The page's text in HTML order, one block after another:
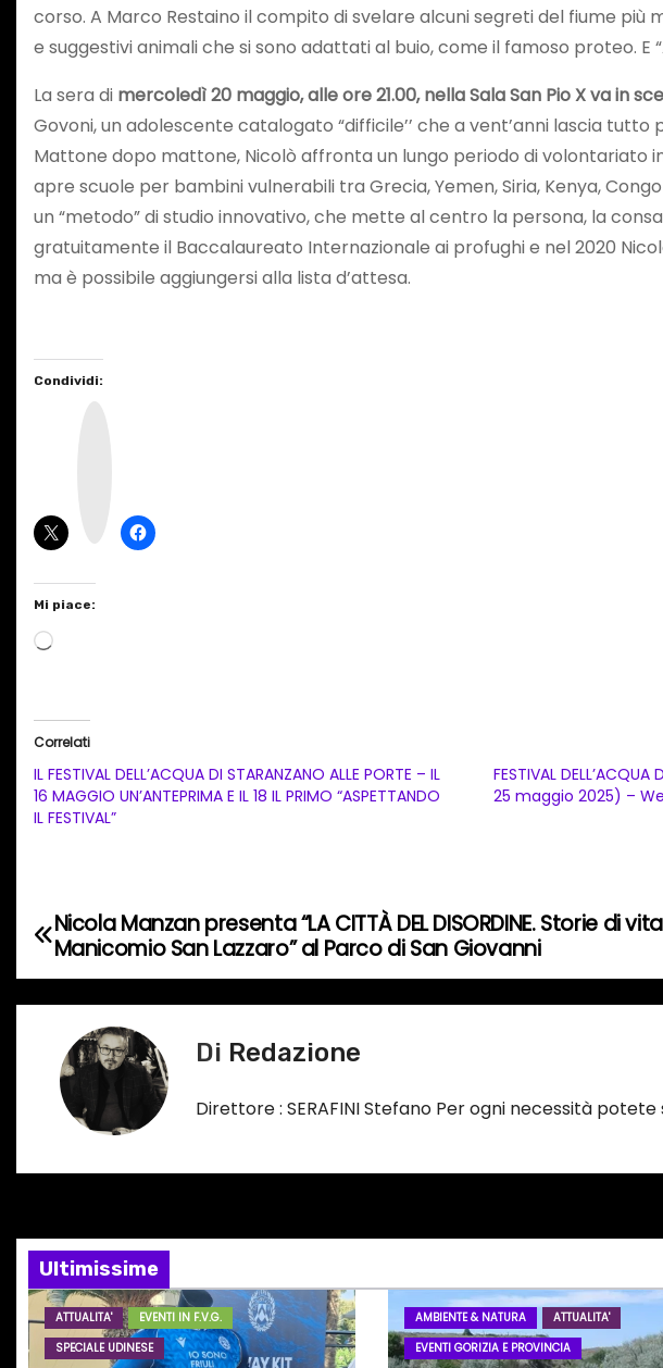
corso. A Marco Restaino il compito di svelare alcuni segreti del fiume
e suggestivi animali che si sono adattati al buio, come il famoso proteo.
La sera di mercoledì 20 maggio, alle ore 21.00, nella Sala San Pio X va in
Govoni, un adolescente catalogato “difficile’’ che a vent’anni lascia
Mattone dopo mattone, Nicolò affronta un lungo periodo di volontariato
apre scuole per bambini vulnerabili tra Grecia, Yemen, Siria, Kenya,
un “metodo” di studio innovativo, che mette al centro la persona, la
gratuitamente il Baccalaureato Internazionale ai profughi e nel 2020
ma è possibile aggiungersi alla lista d’attesa.
Condividi:
Mi piace:
C
a
m
t
o
i
n
o
Correlati
IL FESTIVAL DELL’ACQUA DI STARANZANO ALLE PORTE – IL
16 MAGGIO UN’ANTEPRIMA E IL 18 IL PRIMO “ASPETTANDO
IL FESTIVAL”
FESTIVAL
25 maggio 2025) –
N
a
i
o
n
Nicola Manzan presenta “LA CITTÀ DEL DISORDINE. Storie di
Manicomio San Lazzaro” al Parco di San Giovanni
Di Redazione
Direttore : SERAFINI Stefano Per ogni necessità
Ultimissime
ATTUALITA'
EVENTI IN F.V.G.
SPECIALE UDINESE
AMBIENTE & NATURA
ATTUALITA'
EVENTI GORIZIA E PROVINCIA